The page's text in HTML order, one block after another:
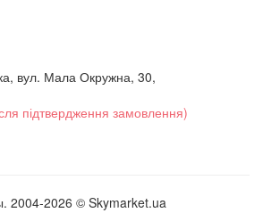
вул. Мала Окружна, 30,
підтвердження замовлення)
2004-2026 © Skymarket.ua